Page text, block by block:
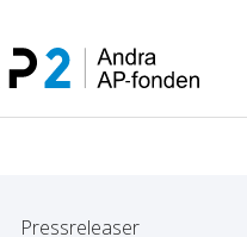
Pressreleaser